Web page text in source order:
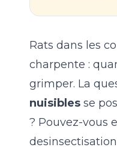
Rats dans les
charpente :
grimper. La
nuisibles se
? Pouvez-vous